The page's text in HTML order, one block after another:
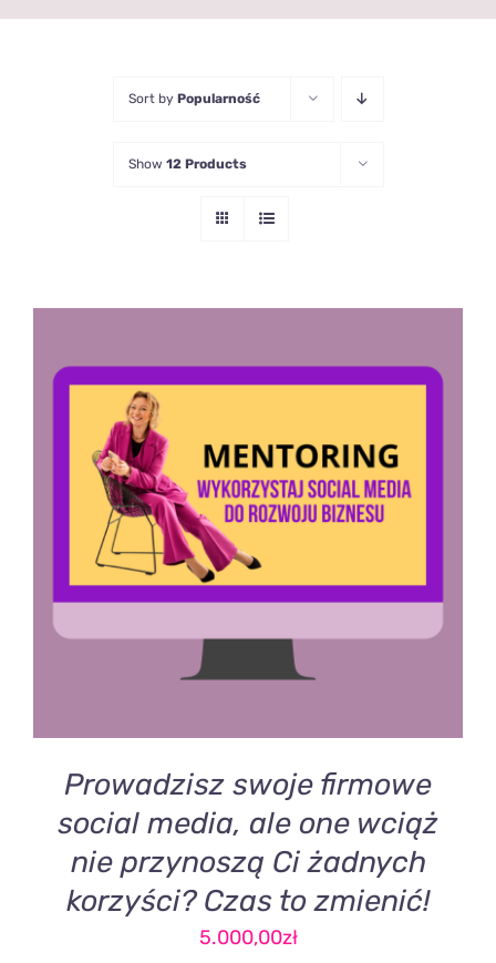
Sort by Popularność
Show 12 Products
DODAJ DO KOSZYKA
/
SZCZEGÓŁY
Prowadzisz swoje firmowe
social media, ale one wciąż
nie przynoszą Ci żadnych
korzyści? Czas to zmienić!
5.000,00zł